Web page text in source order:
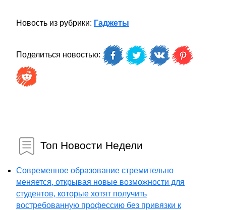
Новость из рубрики: Гаджеты
Поделиться новостью:
Топ Новости Недели
Современное образование стремительно
меняется, открывая новые возможности для
студентов, которые хотят получить
востребованную профессию без привязки к